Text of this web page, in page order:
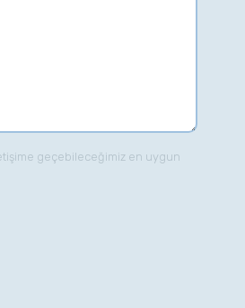
geçebileceğimiz en uygun